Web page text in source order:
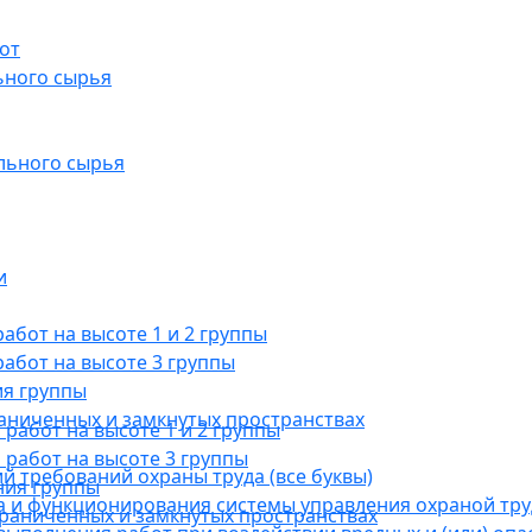
сырья
на высоте 1 и 2 группы
на высоте 3 группы
группы
и замкнутых пространствах
требований охраны труда (все буквы)
функционирования системы управления охраной
сырья
на высоте 1 и 2 группы
на высоте 3 группы
группы
и замкнутых пространствах